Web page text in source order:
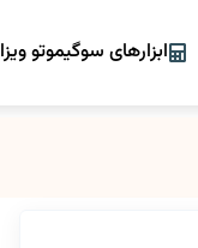
ابزارهای سوگیموتو ویزا